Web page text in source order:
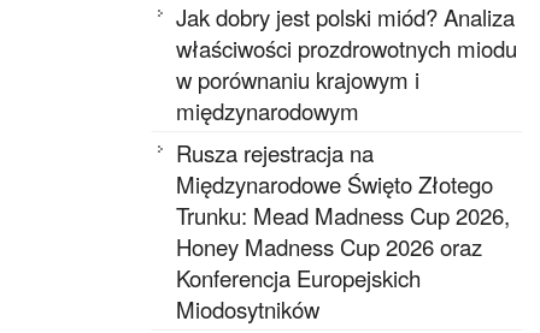
Jak dobry jest polski miód? Analiza
właściwości prozdrowotnych miodu
w porównaniu krajowym i
międzynarodowym
Rusza rejestracja na
Międzynarodowe Święto Złotego
Trunku: Mead Madness Cup 2026,
Honey Madness Cup 2026 oraz
Konferencja Europejskich
Miodosytników